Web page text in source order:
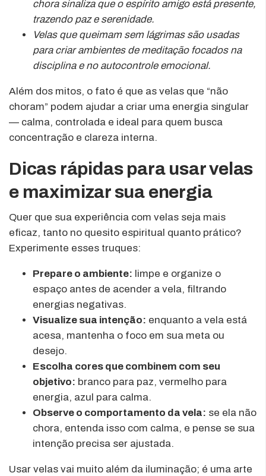
chora sinaliza que o espírito amigo está presente,
trazendo paz e serenidade.
Velas que queimam sem lágrimas são usadas
para criar ambientes de meditação focados na
disciplina e no autocontrole emocional.
Além dos mitos, o fato é que as velas que “não
choram” podem ajudar a criar uma energia singular
— calma, controlada e ideal para quem busca
concentração e clareza interna.
Dicas rápidas para usar velas
e maximizar sua energia
Quer que sua experiência com velas seja mais
eficaz, tanto no quesito espiritual quanto prático?
Experimente esses truques:
Prepare o ambiente: limpe e organize o
espaço antes de acender a vela, filtrando
energias negativas.
Visualize sua intenção: enquanto a vela está
acesa, mantenha o foco em sua meta ou
desejo.
Escolha cores que combinem com seu
objetivo: branco para paz, vermelho para
energia, azul para calma.
Observe o comportamento da vela: se ela não
chora, entenda isso com calma, e pense se sua
intenção precisa ser ajustada.
Usar velas vai muito além da iluminação; é uma arte